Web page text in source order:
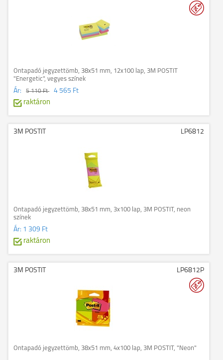
Öntapadó jegyzettömb, 38x51 mm, 12x100 lap, 3M POSTIT
"Energetic", vegyes színek
Ár: 5 110 Ft
4 565 Ft
raktáron
3M POSTIT LP6812
Öntapadó jegyzettömb, 38x51 mm, 3x100 lap, 3M POSTIT, neon
színek
Ár: 1 309 Ft
raktáron
3M POSTIT LP6812P
Öntapadó jegyzettömb, 38x51 mm, 4x100 lap, 3M POSTIT, "Neon"